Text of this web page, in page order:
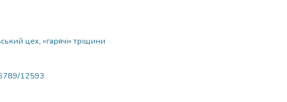
цех, «гарячі» тріщини
12593